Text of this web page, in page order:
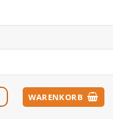
WARENKORB